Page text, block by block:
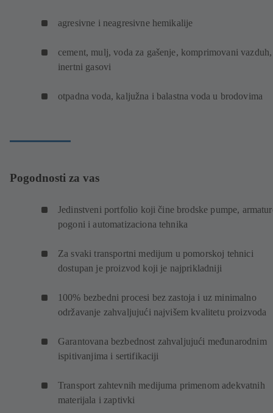
agresivne i neagresivne hemikalije
cement, mulj, voda za gašenje, komprimovani vazduh,
inertni gasovi
otpadna voda, kaljužna i balastna voda u brodovima
Pogodnosti za vas
Jedinstveni portfolio koji čine brodske pumpe,
pogoni i automatizaciona tehnika
Za svaki transportni medijum u pomorskoj tehnici
dostupan je proizvod koji je najprikladniji
100% bezbedni procesi bez zastoja i uz minimalno
održavanje zahvaljujući najvišem kvalitetu proizvoda
Garantovana bezbednost zahvaljujući međunarodnim
ispitivanjima i sertifikaciji
Transport zahtevnih medijuma primenom adekvatnih
materijala i zaptivki